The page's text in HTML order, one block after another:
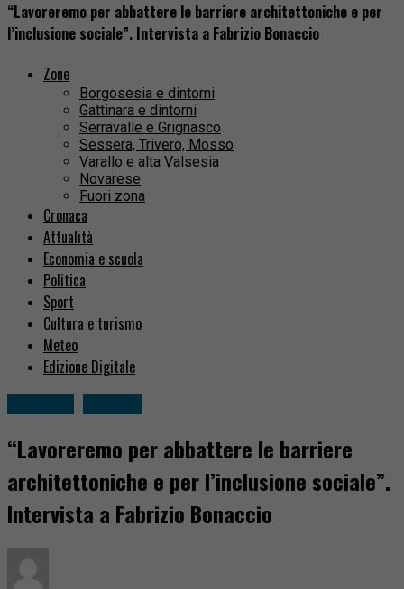
“Lavoreremo per abbattere le barriere architettoniche e per
l’inclusione sociale”. Intervista a Fabrizio Bonaccio
Zone
Borgosesia e dintorni
Gattinara e dintorni
Serravalle e Grignasco
Sessera, Trivero, Mosso
Varallo e alta Valsesia
Novarese
Fuori zona
Cronaca
Attualità
Economia e scuola
Politica
Sport
Cultura e turismo
Meteo
Edizione Digitale
“Lavoreremo per abbattere le barriere
architettoniche e per l’inclusione sociale”.
Intervista a Fabrizio Bonaccio